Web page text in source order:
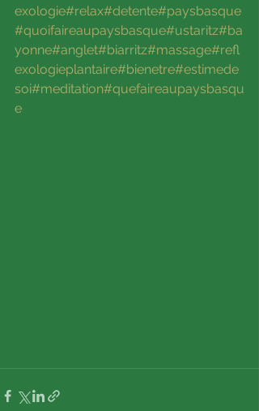
exologie#relax#detente#paysbasque
#quoifaireaupaysbasque#ustaritz#ba
yonne#anglet#biarritz#massage#refl
exologieplantaire#bienetre#estimede
soi#meditation#quefaireaupaysbasqu
e